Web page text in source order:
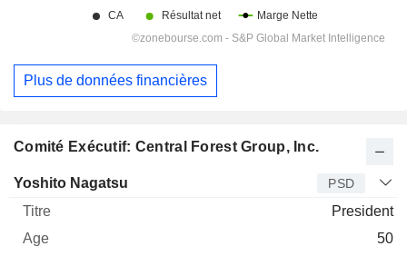
Comité Exécutif: Central Forest Group, Inc.
Dirigeant Titre Age
Yoshito Nagatsu PSD
President
50
Plus de données financières